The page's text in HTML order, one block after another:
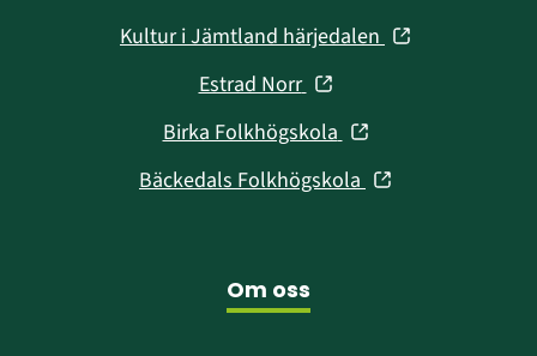
fönster)
nytt
Kultur i Jämtland härjedalen (öppnas
Estrad Norr (öppnas
nytt
fönster)
Birka Folkhögskola (öppnas
nytt
Bäckedals Folkhögskola (öppnas
Om oss